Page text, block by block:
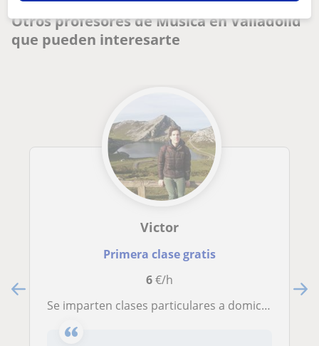
Otros profesores de Música en Valladolid
que pueden interesarte
Victor
Primera clase gratis
6€/h
Se imparten clases particulares a domicilio en el nivel de primaria y secundaria